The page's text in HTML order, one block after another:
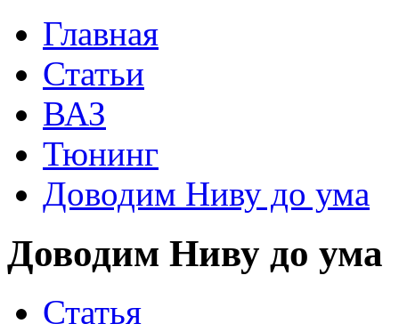
Главная
Статьи
ВАЗ
Тюнинг
Доводим Ниву до ума
Доводим Ниву до ума
Статья